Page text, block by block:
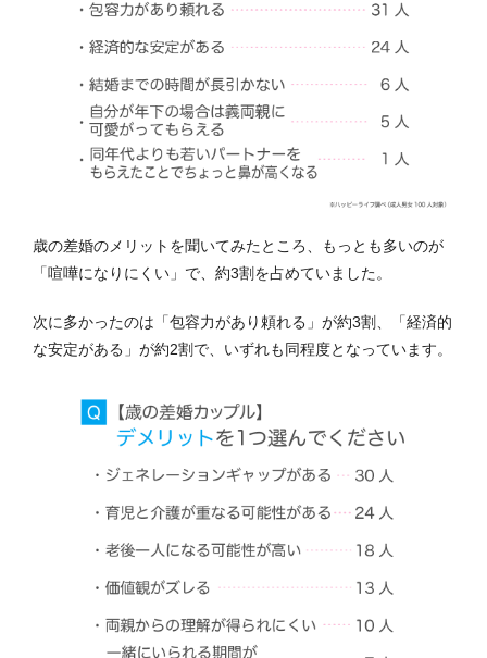
歳の差婚のメリットを聞いてみたところ、もっとも多いのが
「喧嘩になりにくい」で、約3割を占めていました。
次に多かったのは「包容力があり頼れる」が約3割、「経済的
な安定がある」が約2割で、いずれも同程度となっています。